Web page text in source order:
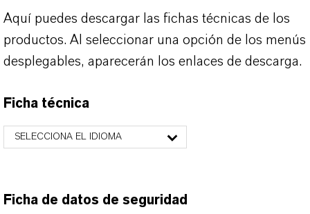
Aquí puedes descargar las fichas técnicas de los
productos. Al seleccionar una opción de los menús
desplegables, aparecerán los enlaces de descarga.
Ficha técnica
SELECCIONA EL IDIOMA
Ficha de datos de seguridad